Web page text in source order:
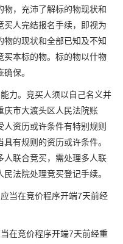
物，充沛了解标的物现状和
买人完结报名手续，即视为
的现状和全部已知及不知
买本标的物。标的物以什物
保。
。竞买人须以自己名义并
庆市大渡头区人民法院账
资历或许条件有特别规则
有规则的资历或许条件。
人联合竞买，需处理多人联
法院处理竞买登记手续。
当在竞价程序开端7天前经
在竞价程序开端7天前经重